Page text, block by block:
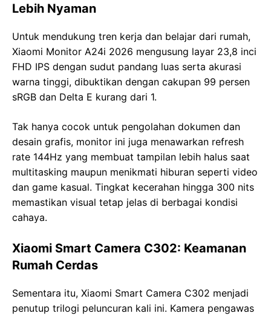
Lebih Nyaman
Untuk mendukung tren kerja dan belajar dari rumah,
Xiaomi Monitor A24i 2026 mengusung layar 23,8 inci
FHD IPS dengan sudut pandang luas serta akurasi
warna tinggi, dibuktikan dengan cakupan 99 persen
sRGB dan Delta E kurang dari 1.
Tak hanya cocok untuk pengolahan dokumen dan
desain grafis, monitor ini juga menawarkan refresh
rate 144Hz yang membuat tampilan lebih halus saat
multitasking maupun menikmati hiburan seperti video
dan game kasual. Tingkat kecerahan hingga 300 nits
memastikan visual tetap jelas di berbagai kondisi
cahaya.
Xiaomi Smart Camera C302: Keamanan
Rumah Cerdas
Sementara itu, Xiaomi Smart Camera C302 menjadi
penutup trilogi peluncuran kali ini. Kamera pengawas